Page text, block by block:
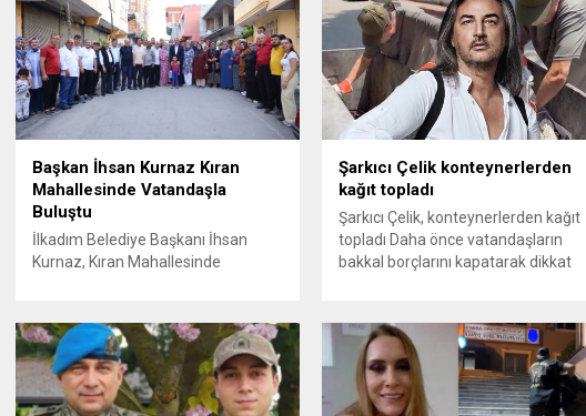
Başkan İhsan Kurnaz Kıran
Mahallesinde Vatandaşla
Buluştu
İlkadım Belediye Başkanı İhsan
Kurnaz, Kıran Mahallesinde
“Hemşehrilerimizin tüm talep ve
önerilerini dikkate alıyoruz” dedi.
İlkadım Belediye Başkanı İhsan
Kurnaz, mahalle ziyaretleri
Şarkıcı Çelik konteynerlerden
kağıt topladı
Şarkıcı Çelik, konteynerlerden kağıt
topladı Daha önce vatandaşların
bakkal borçlarını kapatarak dikkat
Çelik, Samsun’un İlkadım ilçesinde
çöpten kağıt toplayarak geçimini
sağlayan Serpil Hanım’a destek
oldu. Çelik, sokaklardaki